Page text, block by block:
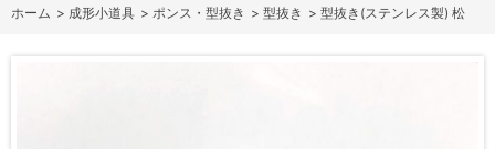
ホーム > 成形小道具 > ポンス・型抜き > 型抜き > 型抜き(ステンレス製) 松